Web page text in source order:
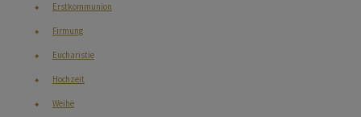
Erstkommunion
Firmung
Eucharistie
Hochzeit
Weihe